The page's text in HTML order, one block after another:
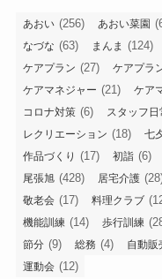
あおい (256) あおい菜園
なづな (63) まんま (124)
ケアプラン (27) ケアプラ
ケアマネジャー (21) ケア
コロナ対策 (6) スタッフ日
レクリエーション (18) 七
作品づくり (17) 初詣 (6)
尾張旭 (428) 居宅介護
敬老会 (17) 料理クラブ
機能訓練 (14) 歩行訓練
節分 (9) 総務 (4) 自動販
運動会 (12)